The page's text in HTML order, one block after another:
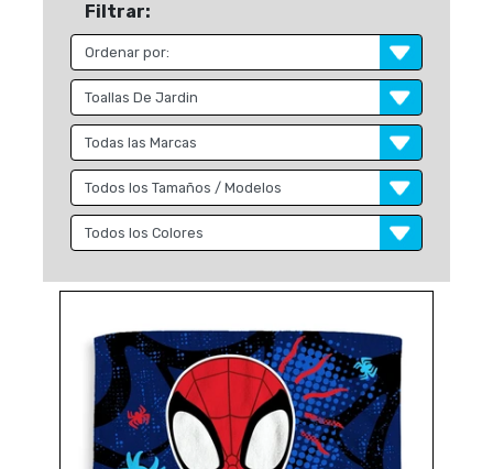
Filtrar: